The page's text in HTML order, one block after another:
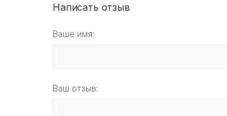
Написать отзыв
Ваше имя:
Ваш отзыв: